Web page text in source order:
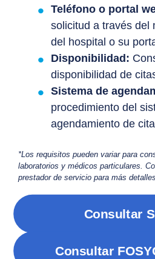
Teléfono o portal
solicitud a través del
del hospital o su
Disponibilidad:
disponibilidad de
Sistema de
procedimiento del
agendamiento de
*Los requisitos pueden variar para
laboratorios y médicos particulares.
prestador de servicio para más
Consultar
Consultar